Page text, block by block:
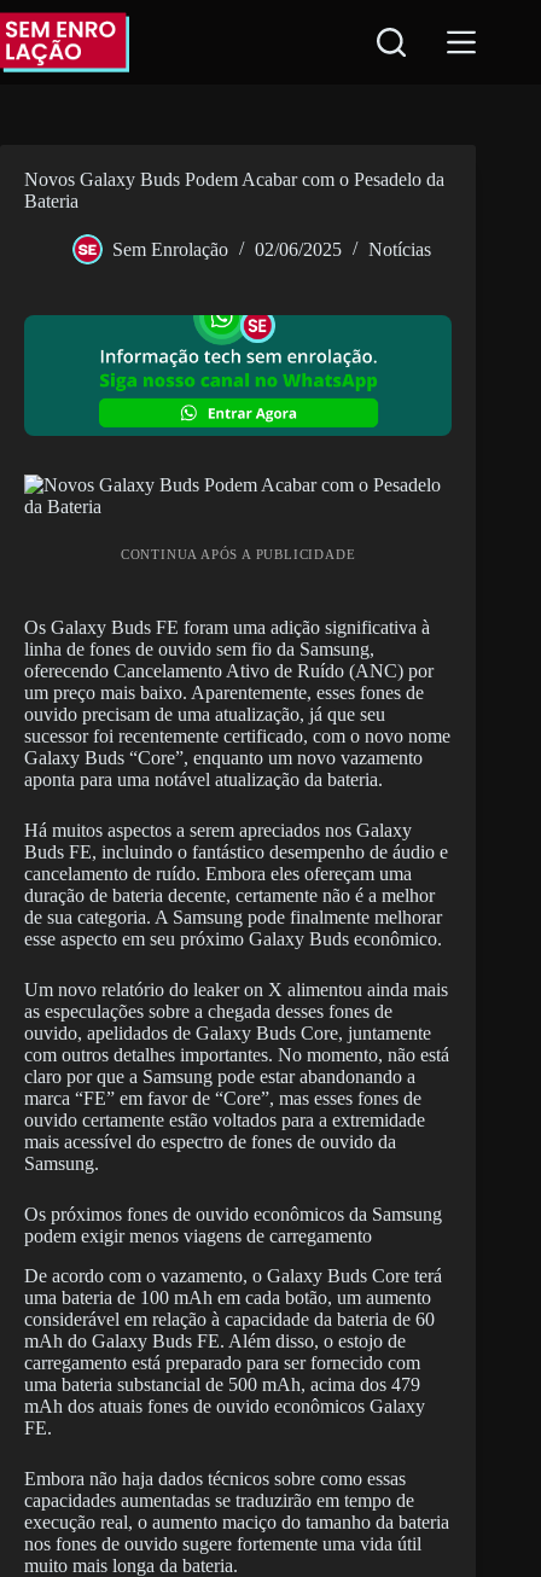
Pular
para
conteúdo
Novos Galaxy Buds Podem Acabar com o Pesadelo da
Bateria
Sem Enrolação 02/06/2025 Notícias
CONTINUA APÓS A PUBLICIDADE
Os Galaxy Buds FE foram uma adição significativa à
linha de fones de ouvido sem fio da Samsung,
oferecendo Cancelamento Ativo de Ruído (ANC) por
um preço mais baixo. Aparentemente, esses fones de
ouvido precisam de uma atualização, já que seu
sucessor foi recentemente certificado, com o novo nome
Galaxy Buds “Core”, enquanto um novo vazamento
aponta para uma notável atualização da bateria.
Há muitos aspectos a serem apreciados nos Galaxy
Buds FE, incluindo o fantástico desempenho de áudio e
cancelamento de ruído. Embora eles ofereçam uma
duração de bateria decente, certamente não é a melhor
de sua categoria. A Samsung pode finalmente melhorar
esse aspecto em seu próximo Galaxy Buds econômico.
Um novo relatório do leaker on X alimentou ainda mais
as especulações sobre a chegada desses fones de
ouvido, apelidados de Galaxy Buds Core, juntamente
com outros detalhes importantes. No momento, não está
claro por que a Samsung pode estar abandonando a
marca “FE” em favor de “Core”, mas esses fones de
ouvido certamente estão voltados para a extremidade
mais acessível do espectro de fones de ouvido da
Samsung.
Os próximos fones de ouvido econômicos da Samsung
podem exigir menos viagens de carregamento
De acordo com o vazamento, o Galaxy Buds Core terá
uma bateria de 100 mAh em cada botão, um aumento
considerável em relação à capacidade da bateria de 60
mAh do Galaxy Buds FE. Além disso, o estojo de
carregamento está preparado para ser fornecido com
uma bateria substancial de 500 mAh, acima dos 479
mAh dos atuais fones de ouvido econômicos Galaxy
FE.
Embora não haja dados técnicos sobre como essas
capacidades aumentadas se traduzirão em tempo de
execução real, o aumento maciço do tamanho da bateria
nos fones de ouvido sugere fortemente uma vida útil
muito mais longa da bateria.